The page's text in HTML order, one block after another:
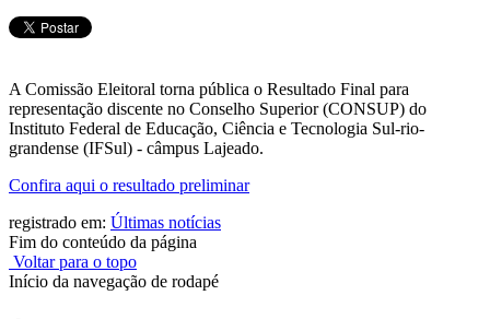
A Comissão Eleitoral torna pública o Resultado Final para
representação discente no Conselho Superior (CONSUP) do
Instituto Federal de Educação, Ciência e Tecnologia Sul-rio-
grandense (IFSul) - câmpus Lajeado.
Confira aqui o resultado preliminar
registrado em: Últimas notícias
Fim do conteúdo da página
Voltar para o topo
Início da navegação de rodapé